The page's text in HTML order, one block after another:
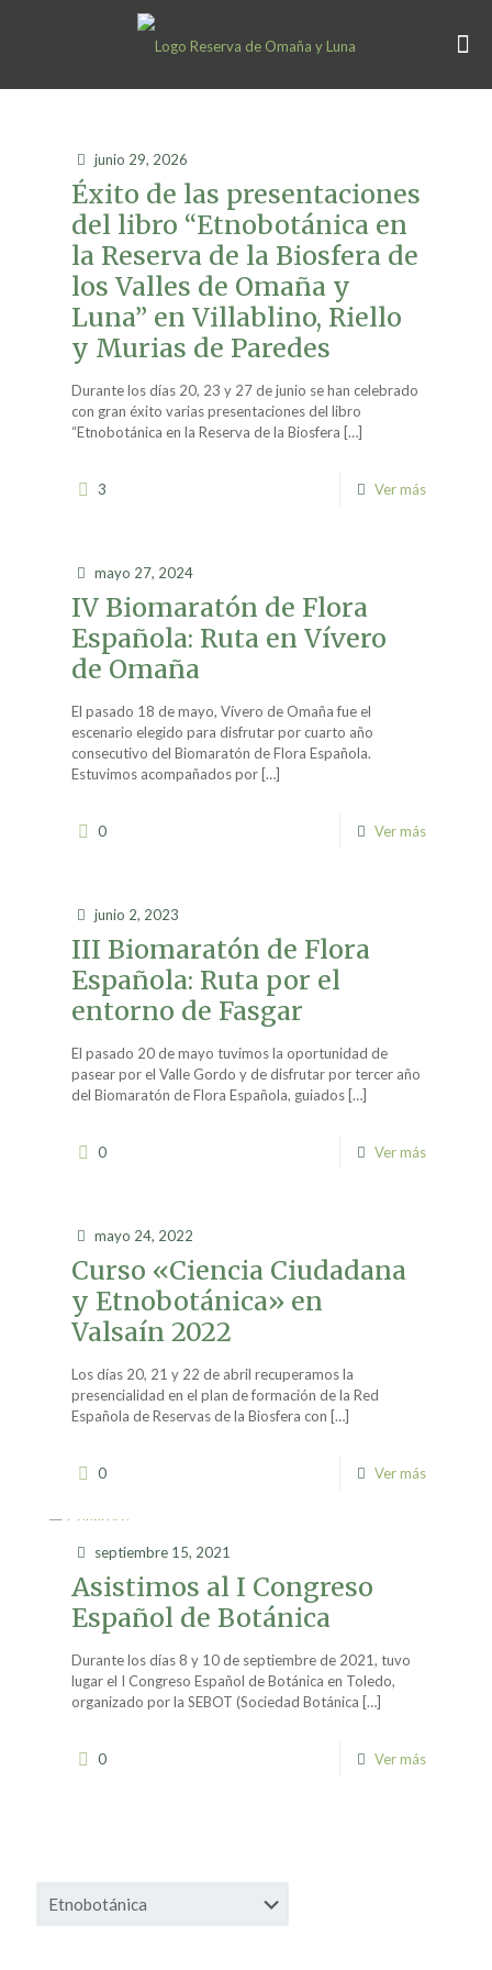
junio 29, 2026
Éxito de las presentaciones
del libro “Etnobotánica en
la Reserva de la Biosfera de
los Valles de Omaña y
Luna” en Villablino, Riello
y Murias de Paredes
Durante los días 20, 23 y 27 de junio se han celebrado
con gran éxito varias presentaciones del libro
“Etnobotánica en la Reserva de la Biosfera […]
3 Ver más
mayo 27, 2024
IV Biomaratón de Flora
Española: Ruta en Vívero
de Omaña
El pasado 18 de mayo, Vívero de Omaña fue el
escenario elegido para disfrutar por cuarto año
consecutivo del Biomaratón de Flora Española.
Estuvimos acompañados por […]
0 Ver más
junio 2, 2023
III Biomaratón de Flora
Española: Ruta por el
entorno de Fasgar
El pasado 20 de mayo tuvimos la oportunidad de
pasear por el Valle Gordo y de disfrutar por tercer año
del Biomaratón de Flora Española, guiados […]
0 Ver más
mayo 24, 2022
Curso «Ciencia Ciudadana
y Etnobotánica» en
Valsaín 2022
Los días 20, 21 y 22 de abril recuperamos la
presencialidad en el plan de formación de la Red
Española de Reservas de la Biosfera con […]
0 Ver más
septiembre 15, 2021
Asistimos al I Congreso
Español de Botánica
Durante los días 8 y 10 de septiembre de 2021, tuvo
lugar el I Congreso Español de Botánica en Toledo,
organizado por la SEBOT (Sociedad Botánica […]
0 Ver más
Categorías